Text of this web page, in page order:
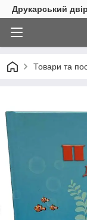
Друкарський
Товари та